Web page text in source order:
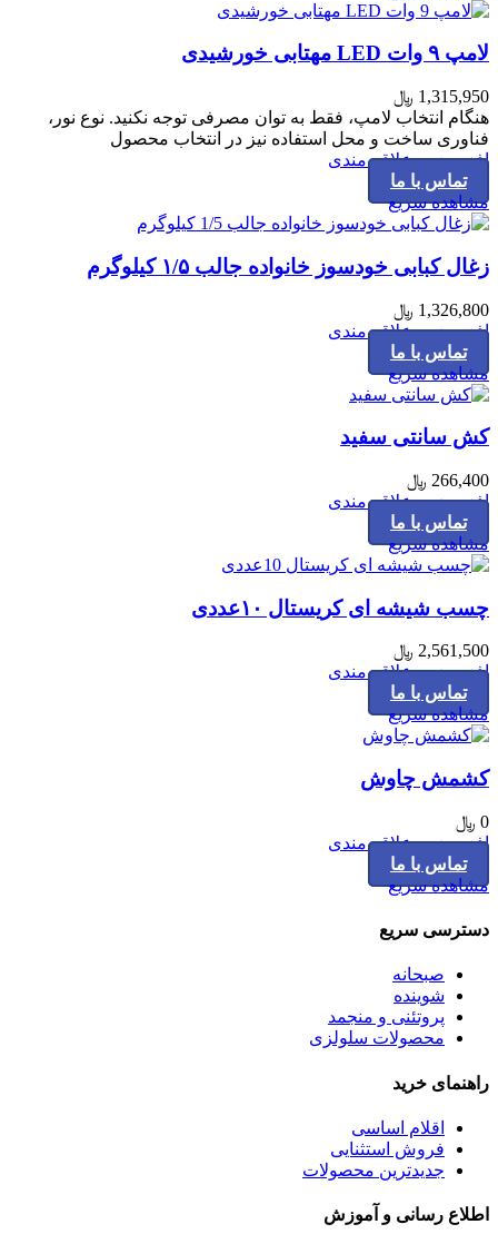
لامپ ۹ وات LED مهتابی خورشیدی
1,315,950 ﷼
هنگام انتخاب لامپ، فقط به توان مصرفی توجه نکنید. نوع نور،
فناوری ساخت و محل استفاده نیز در انتخاب محصول
افزودن به علاقه مندی
تماس با ما
مشاهده سریع
زغال کبابی خودسوز خانواده جالب ۱/۵ کیلوگرم
1,326,800 ﷼
افزودن به علاقه مندی
تماس با ما
مشاهده سریع
کش سانتی سفید
266,400 ﷼
افزودن به علاقه مندی
تماس با ما
مشاهده سریع
چسب شیشه ای کریستال ۱۰عددی
2,561,500 ﷼
افزودن به علاقه مندی
تماس با ما
مشاهده سریع
کشمش چاوش
0 ﷼
افزودن به علاقه مندی
تماس با ما
مشاهده سریع
دسترسی سریع
صبحانه
شوینده
پروتئنی و منجمد
محصولات سلولزی
راهنمای خرید
اقلام اساسی
فروش استثنایی
جدیدترین محصولات
اطلاع رسانی و آموزش